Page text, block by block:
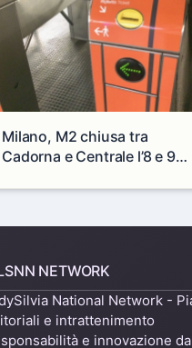
Milano, M2 chiusa tra
Cadorna e Centrale l’8 e 9
alternative
NETWORK
National Network -
e intrattenimento
e innovazione